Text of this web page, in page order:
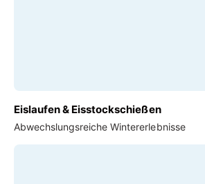
Eislaufen & Eisstockschießen
Abwechslungsreiche Wintererlebnisse